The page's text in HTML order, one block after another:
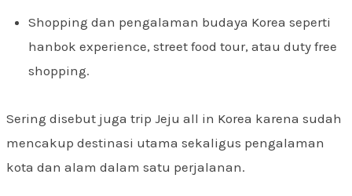
Shopping dan pengalaman budaya Korea seperti
hanbok experience, street food tour, atau duty free
shopping.
Sering disebut juga trip Jeju all in Korea karena sudah
mencakup destinasi utama sekaligus pengalaman
kota dan alam dalam satu perjalanan.